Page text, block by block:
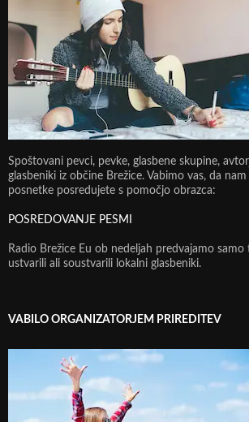
Spoštovani pevci, pevke, glasbene skupine,
glasbeniki iz občine Brežice. Vabimo vas, da
posnetke posredujete s pomočjo obrazca:
POSREDOVANJE PESMI
Radio Brežice Eu ob nedeljah predvajamo
ustvarili ali soustvarili lokalni glasbeniki.
VABILO ORGANIZATORJEM PRIREDITEV